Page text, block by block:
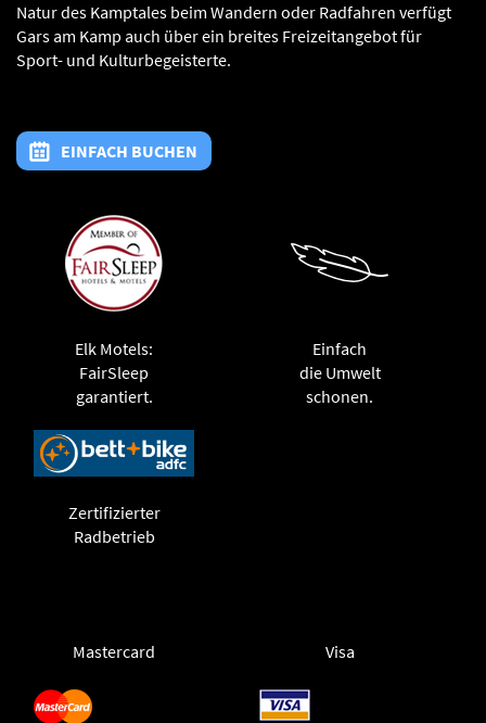
Natur des Kamptales beim Wandern oder Radfahren verfügt
Gars am Kamp auch über ein breites Freizeitangebot für
Sport- und Kulturbegeisterte.
EINFACH BUCHEN
Elk Motels:
FairSleep
garantiert.
Einfach
die Umwelt
schonen.
Zertifizierter
Radbetrieb
Mastercard Visa